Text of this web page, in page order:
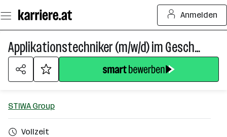
Seiteninhalt
springen
Anmelden
Applikationstechniker (m/w/d) im Geschäftsbereich Gebäudeautomation/Building Solutions
STIWA Group
Vollzeit